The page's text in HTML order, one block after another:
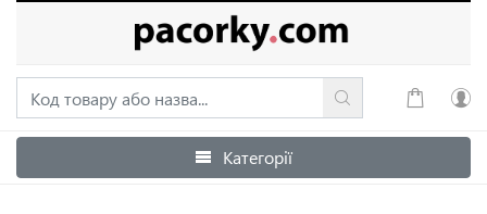
Увійти
Категорії